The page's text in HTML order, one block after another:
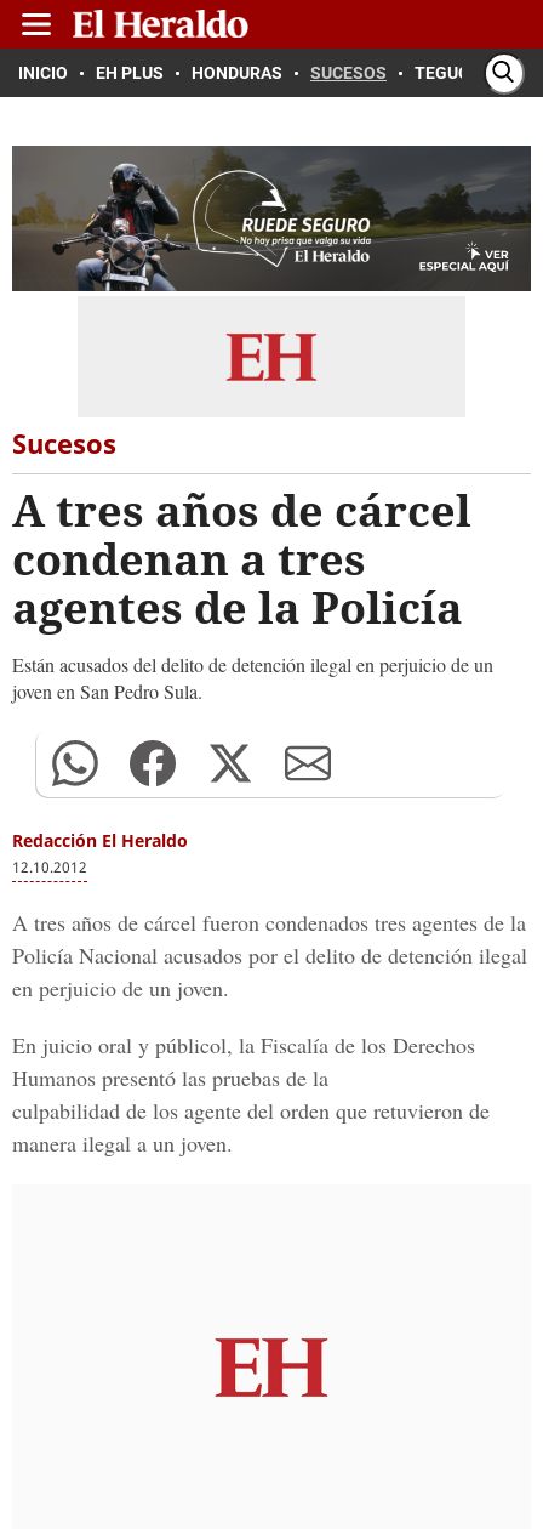
INICIO EH PLUS HONDURAS SUCESOS TEGUCIGALPA
Sucesos
A tres años de cárcel
condenan a tres
agentes de la Policía
Están acusados del delito de detención ilegal en perjuicio de un
joven en San Pedro Sula.
Redacción El Heraldo
12.10.2012
A tres años de cárcel fueron condenados tres agentes de la
Policía Nacional acusados por el delito de detención ilegal
en perjuicio de un joven.
En juicio oral y públicol, la Fiscalía de los Derechos
Humanos presentó las pruebas de la
culpabilidad de los agente del orden que retuvieron de
manera ilegal a un joven.